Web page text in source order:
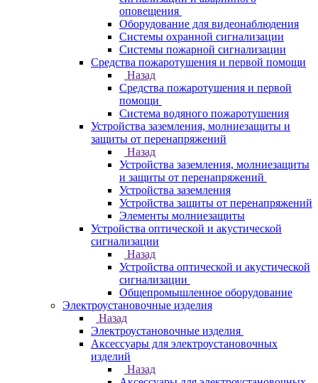
оповещения
Оборудование для видеонаблюдения
Системы охранной сигнализации
Системы пожарной сигнализации
Средства пожаротушения и первой помощи
Назад
Средства пожаротушения и первой
помощи
Система водяного пожаротушения
Устройства заземления, молниезащиты и
защиты от перенапряжений
Назад
Устройства заземления, молниезащиты
и защиты от перенапряжений
Устройства заземления
Устройства защиты от перенапряжений
Элементы молниезащиты
Устройства оптической и акустической
сигнализации
Назад
Устройства оптической и акустической
сигнализации
Общепромышленное оборудование
Электроустановочные изделия
Назад
Электроустановочные изделия
Аксессуары для электроустановочных
изделий
Назад